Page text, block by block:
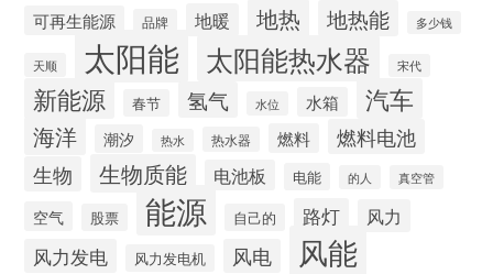
可再生能源 品牌 地暖 地热 地热能 多少钱
天顺 太阳能 太阳能热水器 宋代
新能源 春节 氢气 水位 水箱 汽车
海洋 潮汐 热水 热水器 燃料
燃料电池
生物
生物质能 电池板 电能 的人 真空管
空气 股票 能源 自己的 路灯 风力
风力发电 风力发电机 风电 风能